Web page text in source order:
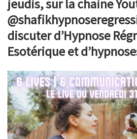
jeudis, sur la chaine
discuter d’Hypnose
Esotérique et